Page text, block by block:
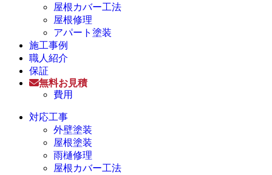
屋根カバー工法
屋根修理
アパート塗装
施工事例
職人紹介
保証
無料お見積
費用
対応工事
外壁塗装
屋根塗装
雨樋修理
屋根カバー工法